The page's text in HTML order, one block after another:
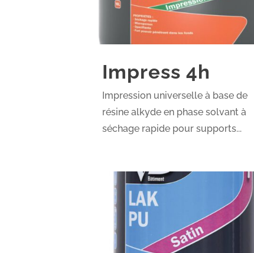
Impress 4h
Impression universelle à base de
résine alkyde en phase solvant à
séchage rapide pour supports...